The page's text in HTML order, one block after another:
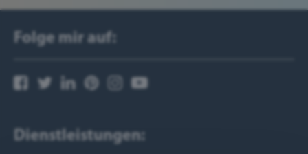
Folge mir auf:
Dienstleistungen: